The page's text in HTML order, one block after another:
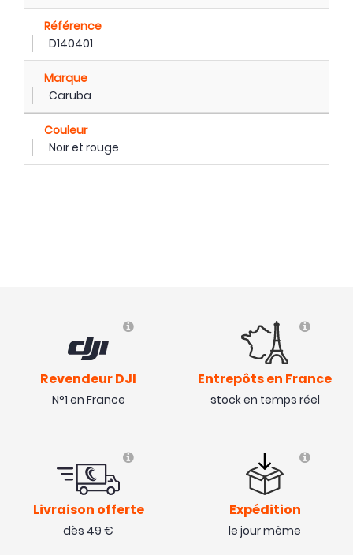
Référence
D140401
Marque
Caruba
Couleur
Noir et rouge
Revendeur DJI
N°1 en France
Entrepôts en France
stock en temps réel
Livraison offerte
dès 49 €
Expédition
le jour même